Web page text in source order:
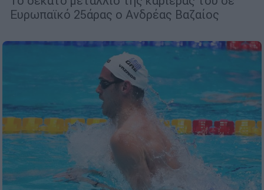
Ευρωπαϊκό 25άρας ο Ανδρέας Βαζαίος